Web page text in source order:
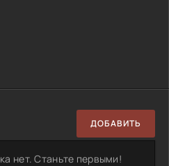
ДОБАВИТЬ
нет. Станьте первыми!